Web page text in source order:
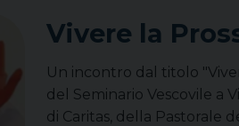
Vivere la
Un incontro dal titolo
del Seminario Vescovile a
di Caritas, della Pastorale